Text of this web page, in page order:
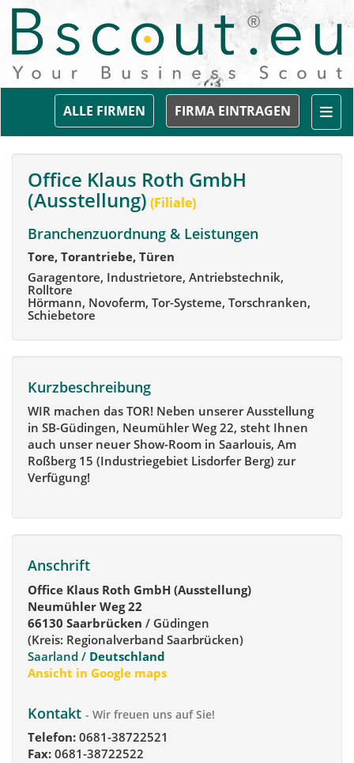
FIRMA EINTRAGEN
ALLE FIRMEN
Office Klaus Roth GmbH
(Ausstellung) (Filiale)
Branchenzuordnung & Leistungen
Tore, Torantriebe, Türen
Garagentore, Industrietore, Antriebstechnik,
Rolltore
Hörmann, Novoferm, Tor-Systeme, Torschranken,
Schiebetore
Kurzbeschreibung
WIR machen das TOR! Neben unserer Ausstellung
in SB-Güdingen, Neumühler Weg 22, steht Ihnen
auch unser neuer Show-Room in Saarlouis, Am
Roßberg 15 (Industriegebiet Lisdorfer Berg) zur
Verfügung!
Anschrift
Office Klaus Roth GmbH (Ausstellung)
Neumühler Weg 22
66130 Saarbrücken / Güdingen
(Kreis: Regionalverband Saarbrücken)
Saarland / Deutschland
Ansicht in Google maps
Kontakt - Wir freuen uns auf Sie!
Telefon: 0681-38722521
Fax: 0681-38722522